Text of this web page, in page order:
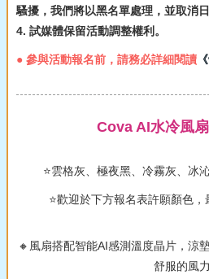
騷擾，我們將以黑名單處理，並取消
4. 試媒體保留活動調整權利。
● 參與活動報名前，請務必詳細閱讀
Cova AI水冷風
⭐雲格灰、極夜黑、冷霧灰、冰
⭐歡迎於下方報名表許願顏色，
🔸風扇搭配智能AI感測溫度晶片，涼
舒服的風力